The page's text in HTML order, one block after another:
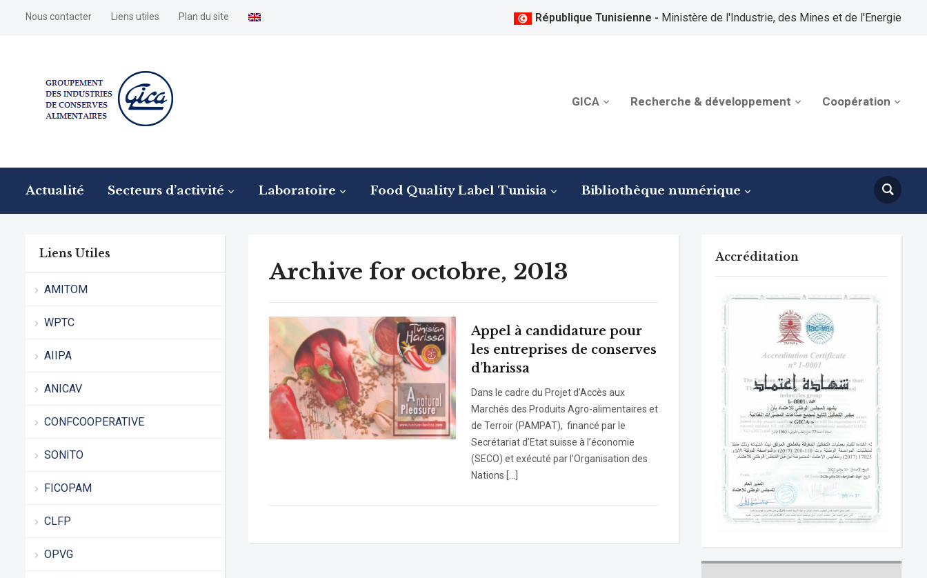
Nous contacter Liens utiles Plan du site République Tunisienne - Ministère de l'Industrie, des Mines et de l'Energie
GICA Recherche & développement Coopération
Actualité Secteurs d’activité Laboratoire Food Quality Label Tunisia Bibliothèque numérique
Liens Utiles
AMITOM
WPTC
AIIPA
ANICAV
CONFCOOPERATIVE
SONITO
FICOPAM
CLFP
OPVG
Archive for octobre, 2013
Appel à candidature pour
les entreprises de conserves
d’harissa
Dans le cadre du Projet d’Accès aux
Marchés des Produits Agro-alimentaires et
de Terroir (PAMPAT), financé par le
Secrétariat d’Etat suisse à l’économie
(SECO) et exécuté par l’Organisation des
Nations […]
Accréditation